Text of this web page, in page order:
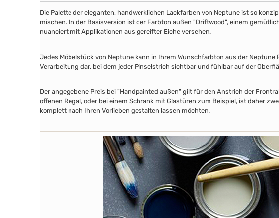
Die Palette der eleganten, handwerklichen Lackfarben von Neptune ist so
mischen. In der Basisversion ist der Farbton außen "Driftwood", einem
nuanciert mit Applikationen aus gereifter Eiche versehen.
Jedes Möbelstück von Neptune kann in Ihrem Wunschfarbton aus der
Verarbeitung dar, bei dem jeder Pinselstrich sichtbar und fühlbar auf der
Der angegebene Preis bei "Handpainted außen" gilt für den Anstrich der
offenen Regal, oder bei einem Schrank mit Glastüren zum Beispiel, ist daher
komplett nach Ihren Vorlieben gestalten lassen möchten.